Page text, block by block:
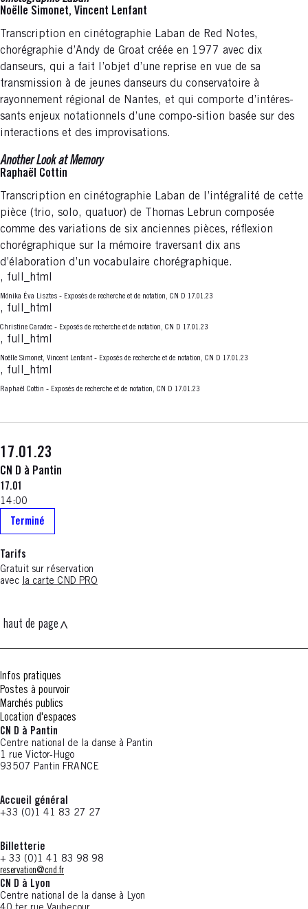
Noëlle Simonet, Vincent Lenfant
Transcription en cinétographie Laban de Red Notes,
chorégraphie d’Andy de Groat créée en 1977 avec dix
danseurs, qui a fait l’objet d’une reprise en vue de sa
transmission à de jeunes danseurs du conservatoire à
rayonnement régional de Nantes, et qui comporte d’intéres-
sants enjeux notationnels d’une compo-sition basée sur des
interactions et des improvisations.
Another Look at Memory
Raphaël Cottin
Transcription en cinétographie Laban de l’intégralité de cette
pièce (trio, solo, quatuor) de Thomas Lebrun composée
comme des variations de six anciennes pièces, réflexion
chorégraphique sur la mémoire traversant dix ans
d’élaboration d’un vocabulaire chorégraphique.
, full_html
Mónika Éva Lisztes - Exposés de recherche et de notation, CN D 17.01.23
, full_html
Christine Caradec - Exposés de recherche et de notation, CN D 17.01.23
, full_html
Noëlle Simonet, Vincent Lenfant - Exposés de recherche et de notation, CN D 17.01.23
, full_html
Raphaël Cottin - Exposés de recherche et de notation, CN D 17.01.23
17.01.23
CN D à Pantin
17.01
14:00
Terminé
Tarifs
Gratuit sur réservation
avec la carte CND PRO
haut de page
Infos pratiques
Postes à pourvoir
Marchés publics
Location d'espaces
CN D à Pantin
Centre national de la danse à Pantin
1 rue Victor-Hugo
93507 Pantin FRANCE
Accueil général
+33 (0)1 41 83 27 27
Billetterie
+ 33 (0)1 41 83 98 98
reservation@cnd.fr
CN D à Lyon
Centre national de la danse à Lyon